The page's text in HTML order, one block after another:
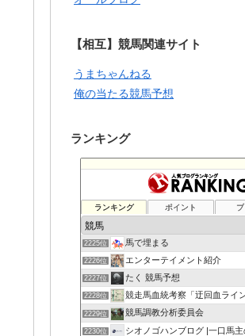
【相互】競馬関連サイト
うまちゃんねる
俺の当たる競馬予想
ランキング
ランキング ポイント
2225位 馬で埋まる
2226位 エンターテイメント紹介
2227位 たく 競馬予想
2228位 競走馬血統考察「迂回血ライン」〜
2229位 競馬調教分析委員会
2230位 シオノゴハンブログ |一口馬